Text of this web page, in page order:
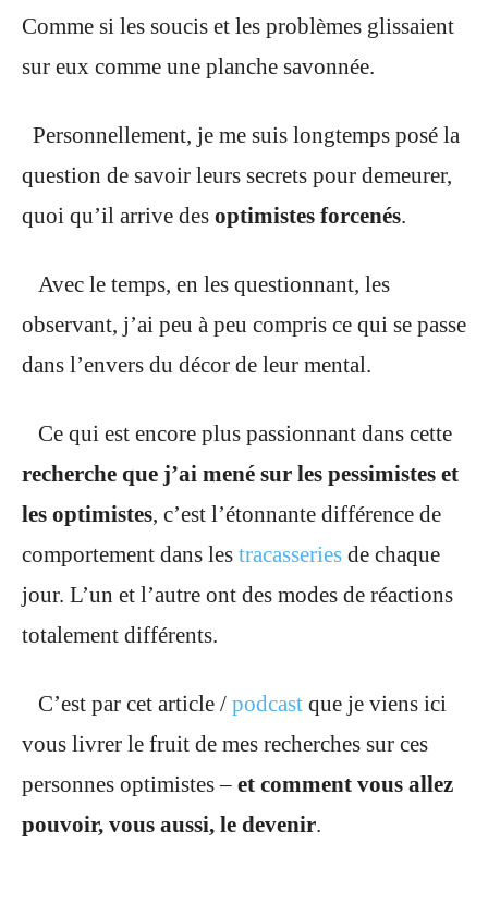
Comme si les soucis et les problèmes glissaient
sur eux comme une planche savonnée.
Personnellement, je me suis longtemps posé la
question de savoir leurs secrets pour demeurer,
quoi qu’il arrive des optimistes forcenés.
Avec le temps, en les questionnant, les
observant, j’ai peu à peu compris ce qui se passe
dans l’envers du décor de leur mental.
Ce qui est encore plus passionnant dans cette
recherche que j’ai mené sur les pessimistes et
les optimistes, c’est l’étonnante différence de
comportement dans les tracasseries de chaque
jour. L’un et l’autre ont des modes de réactions
totalement différents.
C’est par cet article / podcast que je viens ici
vous livrer le fruit de mes recherches sur ces
personnes optimistes – et comment vous allez
pouvoir, vous aussi, le devenir.